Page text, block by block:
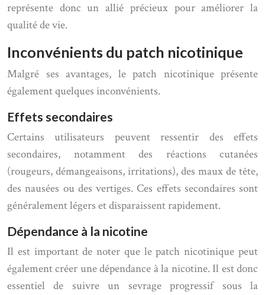
représente donc un allié précieux pour améliorer la
qualité de vie.
Inconvénients du patch nicotinique
Malgré ses avantages, le patch nicotinique présente
également quelques inconvénients.
Effets secondaires
Certains utilisateurs peuvent ressentir des effets
secondaires, notamment des réactions cutanées
(rougeurs, démangeaisons, irritations), des maux de tête,
des nausées ou des vertiges. Ces effets secondaires sont
généralement légers et disparaissent rapidement.
Dépendance à la nicotine
Il est important de noter que le patch nicotinique peut
également créer une dépendance à la nicotine. Il est donc
essentiel de suivre un sevrage progressif sous la